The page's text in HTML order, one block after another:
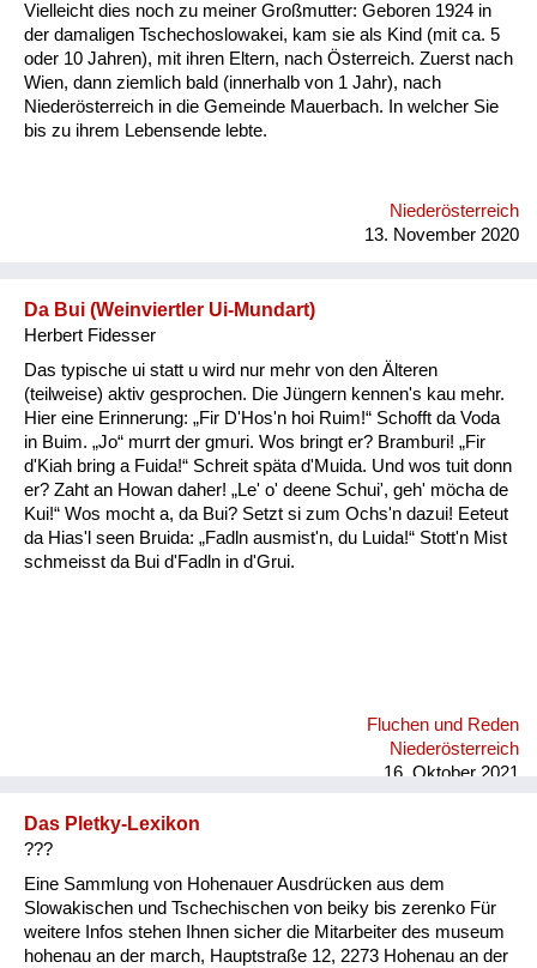
Vielleicht dies noch zu meiner Großmutter: Geboren 1924 in
der damaligen Tschechoslowakei, kam sie als Kind (mit ca. 5
oder 10 Jahren), mit ihren Eltern, nach Österreich. Zuerst nach
Wien, dann ziemlich bald (innerhalb von 1 Jahr), nach
Niederösterreich in die Gemeinde Mauerbach. In welcher Sie
bis zu ihrem Lebensende lebte.
Niederösterreich
13. November 2020
Da Bui (Weinviertler Ui-Mundart)
Herbert Fidesser
Das typische ui statt u wird nur mehr von den Älteren
(teilweise) aktiv gesprochen. Die Jüngern kennen's kau mehr.
Hier eine Erinnerung: „Fir D'Hos'n hoi Ruim!“ Schofft da Voda
in Buim. „Jo“ murrt der gmuri. Wos bringt er? Bramburi! „Fir
d'Kiah bring a Fuida!“ Schreit späta d'Muida. Und wos tuit donn
er? Zaht an Howan daher! „Le' o' deene Schui', geh' möcha de
Kui!“ Wos mocht a, da Bui? Setzt si zum Ochs'n dazui! Eeteut
da Hias'l seen Bruida: „Fadln ausmist'n, du Luida!“ Stott'n Mist
schmeisst da Bui d'Fadln in d'Grui.
Fluchen und Reden
Niederösterreich
16. Oktober 2021
Das Pletky-Lexikon
???
Eine Sammlung von Hohenauer Ausdrücken aus dem
Slowakischen und Tschechischen von beiky bis zerenko Für
weitere Infos stehen Ihnen sicher die Mitarbeiter des museum
hohenau an der march, Hauptstraße 12, 2273 Hohenau an der